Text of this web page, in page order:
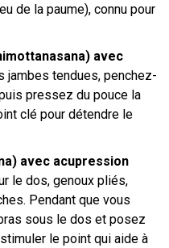
de la paume), connu pour
avec
jambes tendues, penchez-
pressez du pouce la
clé pour détendre le
avec acupression
le dos, genoux pliés,
Pendant que vous
sous le dos et posez
le point qui aide à